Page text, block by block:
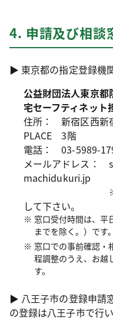
4. 申請及び相談
▶ 東京都の指定登録機
公益財団法人東京
宅セーフティネット
住所： 新宿区西
PLACE 3階
電話： 03-5989-
メールアドレス：
machidukuri.jp
※送信の際
して下さい。
窓口受付時間は、平
までを除く。）です。
窓口での事前確認・
程調整のうえ、お越
す。
▶ 八王子市の登録申
の登録は八王子市で行い